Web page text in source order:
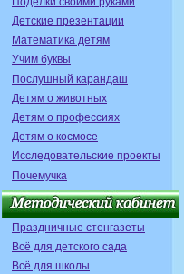
Детские презентации
Математика детям
Учим буквы
Послушный карандаш
Детям о животных
Детям о профессиях
Детям о космосе
Исследовательские проекты
Почемучка
Праздничные стенгазеты
Всё для детского сада
Всё для школы